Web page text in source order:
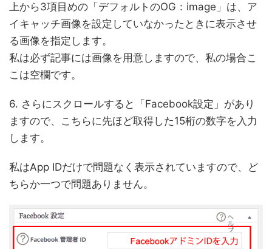
上から3項目めの「デフォルトのOG：image」は、ア
イキャッチ画像を設定していなかったときに表示させ
る画像を指定します。
私は必ず記事には画像を用意しますので、私の場合こ
こは空欄です。
6. さらにスクロールすると「Facebook設定」があり
ますので、こちらに先ほど取得した15桁の数字を入力
します。
私はApp IDだけで問題なく表示されていますので、ど
ちらか一つで問題ありません。